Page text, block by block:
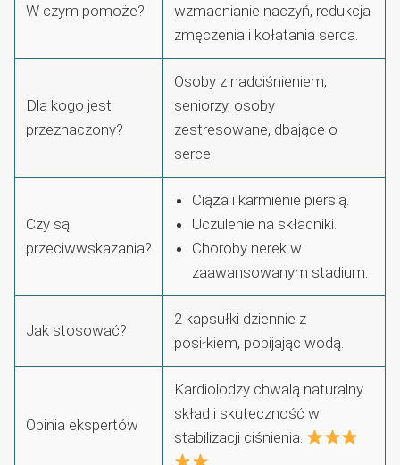
W czym pomoże?
wzmacnianie naczyń, redukcja
zmęczenia i kołatania serca.
Dla kogo jest
przeznaczony?
Osoby z nadciśnieniem,
seniorzy, osoby
zestresowane, dbające o
serce.
Czy są
przeciwwskazania?
Ciąża i karmienie piersią.
Uczulenie na składniki.
Choroby nerek w
zaawansowanym stadium.
Jak stosować?
2 kapsułki dziennie z
posiłkiem, popijając wodą.
Opinia ekspertów
Kardiolodzy chwalą naturalny
skład i skuteczność w
stabilizacji ciśnienia.